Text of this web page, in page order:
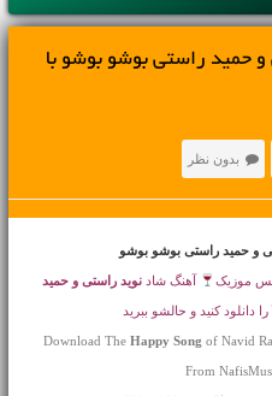
حمید راستی بوشو بوشو با
بدون نظر
و حمید راستی بوشو بوشو
موزیک آهنگ شاد نوید راستی و حمید
را دانلود کنید و حالشو ببرید
Download TheHappy Song of Navid
From